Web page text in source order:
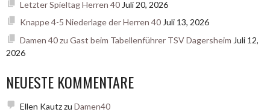
Letzter Spieltag Herren 40 Juli 20, 2026
Knappe 4-5 Niederlage der Herren 40Juli 13, 2026
Damen 40 zu Gast beim Tabellenführer TSV Dagersheim Juli 12,
2026
NEUESTE KOMMENTARE
Ellen Kautzzu Damen40